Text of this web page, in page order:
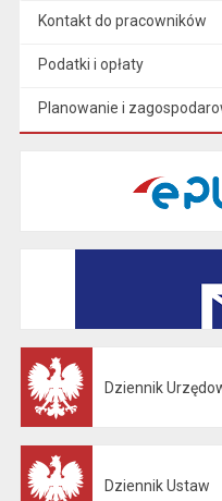
Kontakt do pracowników
Podatki i opłaty
Planowanie i
Dziennik
Dziennik Ustaw